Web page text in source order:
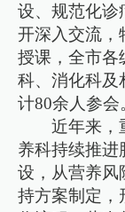
设、规范化诊
开深入交流，
授课，全市各
科、消化科及
计80余人参会
近年来，
养科持续推进
设，从营养风
持方案制定，